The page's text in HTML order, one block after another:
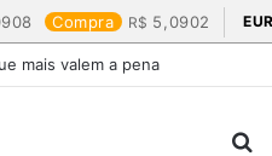
Compra 5,0902
mais valem a pena